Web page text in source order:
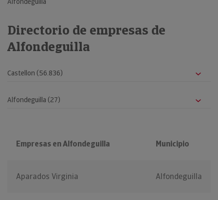
Directorio de empresas de
Alfondeguilla
Empresas en Alfondeguilla Municipio
Aparados Virginia Alfondeguilla